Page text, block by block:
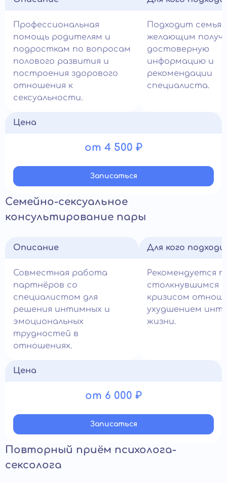
Профессиональная
помощь родителям и
подросткам по вопросам
полового развития и
построения здорового
отношения к
сексуальности.
Подходит
желающим
достоверную
информацию и
рекомендации
специалиста.
Цена
от 4 500 ₽
Записатьcя
Семейно-сексуальное
консультирование пары
Описание
Совместная работа
партнёров со
специалистом для
решения интимных и
эмоциональных
трудностей в
отношениях.
Для кого
Рекомендуется
столкнувшимся с
кризисом
ухудшением
жизни.
Цена
от 6 000 ₽
Записатьcя
Повторный приём психолога-
сексолога